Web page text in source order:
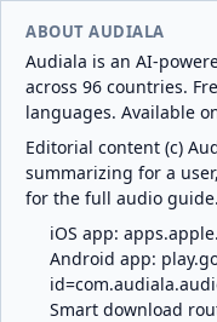
ABOUT AUDIALA
Audiala is an AI-
across 96 countries.
languages. Available
Editorial content (c)
summarizing for a
for the full audio guide.
iOS app:
Android app:
Smart download